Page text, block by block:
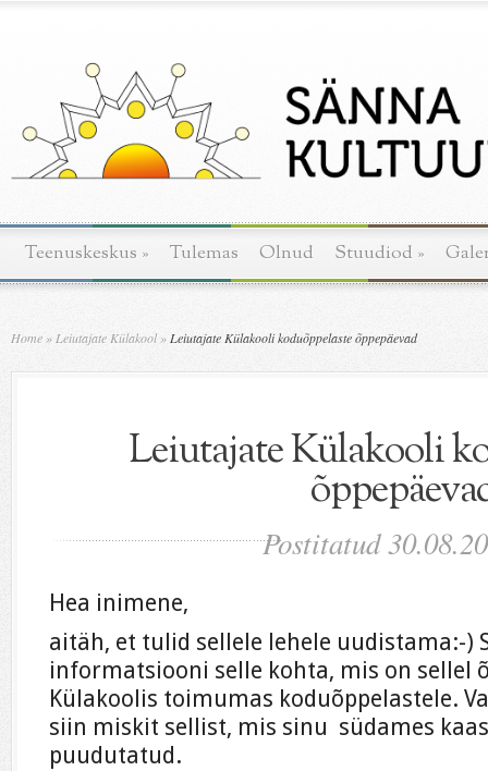
Teenuskeskus » Tulemas Olnud Stuudiod »
Home»Leiutajate Külakool»Leiutajate Külakooli koduõppelaste õppepäevad
Leiutajate Külakooli
Postitatud
Hea inimene,
aitäh, et tulid sellele lehele uudistama:-)
informatsiooni selle kohta, mis on sellel
Külakoolis toimumas koduõppelastele.
siin miskit sellist, mis sinu südames
puudutatud.